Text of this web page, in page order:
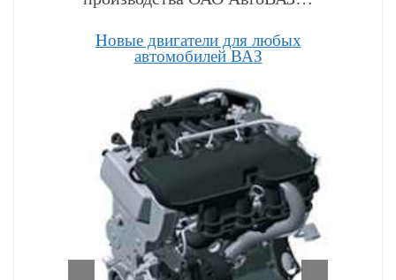
Hовые двигатели для любых
автомобилей ВАЗ